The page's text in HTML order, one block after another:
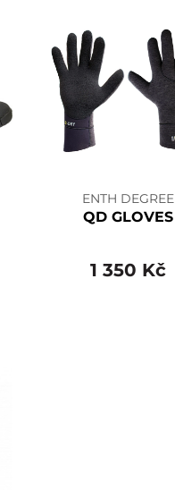
ENTH DEGREE
QD GLOVES
1 350 Kč